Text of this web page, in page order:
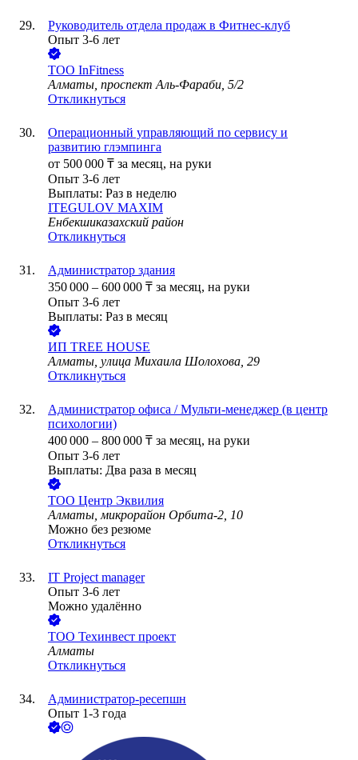
Руководитель отдела продаж в Фитнес-клуб
Опыт 3-6 лет
ТОО InFitness
Алматы, проспект Аль-Фараби, 5/2
Откликнуться
Операционный управляющий по сервису и
развитию глэмпинга
от 500 000 ₸ за месяц, на руки
Опыт 3-6 лет
Выплаты: Раз в неделю
ITEGULOV MAXIM
Енбекшиказахский район
Откликнуться
Администратор здания
350 000 – 600 000 ₸ за месяц, на руки
Опыт 3-6 лет
Выплаты: Раз в месяц
ИП TREE HOUSE
Алматы, улица Михаила Шолохова, 29
Откликнуться
Администратор офиса / Мульти-менеджер (в центр
психологии)
400 000 – 800 000 ₸ за месяц, на руки
Опыт 3-6 лет
Выплаты: Два раза в месяц
ТОО Центр Эквилия
Алматы, микрорайон Орбита-2, 10
Можно без резюме
Откликнуться
IT Project manager
Опыт 3-6 лет
Можно удалённо
ТОО Техинвест проект
Алматы
Откликнуться
Администратор-ресепшн
Опыт 1-3 года